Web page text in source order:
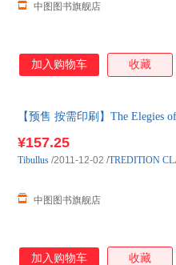
中图图书旗舰店
加入购物车 收藏
【预售 按需印刷】The Elegies
¥157.25
中图图书旗舰店
Tibullus /2011-12-02 /TREDITION
加入购物车 收藏